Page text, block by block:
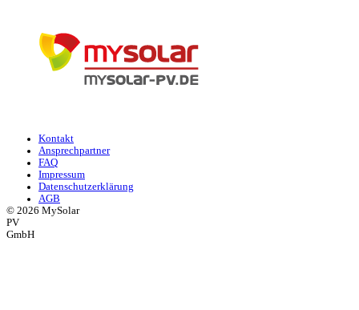
Navigation überspringen
Kontakt
Ansprechpartner
FAQ
Impressum
Datenschutzerklärung
AGB
© 2026 MySolar
PV
GmbH